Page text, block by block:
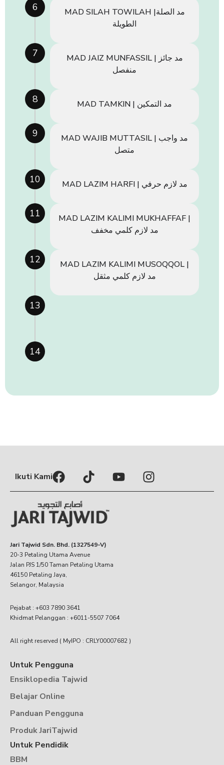
MAD SILAH TOWILAH |مد الصلة
الطويلة
6
MAD JAIZ MUNFASSIL | مد جائز
منفصل
7
MAD TAMKIN | مد التمكين 8
MAD WAJIB MUTTASIL | مد واجب
متصل
9
MAD LAZIM HARFI | مد لازم حرفي 10
MAD LAZIM KALIMI MUKHAFFAF |
مد لازم كلمي مخفف
11
MAD LAZIM KALIMI MUSOQQOL |
مد لازم كلمي مثقل
12
13
14
Ikuti Kami
Jari Tajwid Sdn. Bhd. (1327549-V)
20-3 Petaling Utama Avenue
Jalan PJS 1/50 Taman Petaling Utama
46150 Petaling Jaya,
Selangor, Malaysia
Pejabat : +603 7890 3641
Khidmat Pelanggan : +6011-5507 7064
All right reserved ( MyIPO : CRLY00007682 )
Untuk Pengguna
Ensiklopedia Tajwid
Belajar Online
Panduan Pengguna
Produk JariTajwid
Untuk Pendidik
BBM